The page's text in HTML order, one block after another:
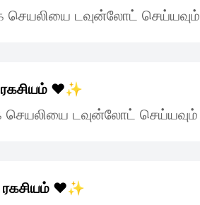
செயலியை டவுன்லோட் செய்யவும்
❤️✨
டவுன்லோட் செய்யவும்
ரகசியம் ❤️✨